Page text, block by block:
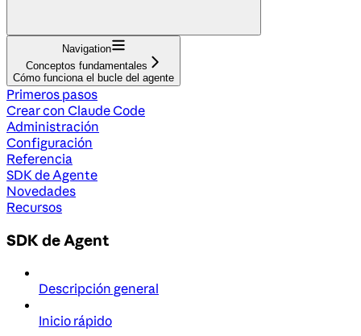
Navigation
Conceptos fundamentales
Cómo funciona el bucle del agente
Primeros pasos
Crear con Claude Code
Administración
Configuración
Referencia
SDK de Agente
Novedades
Recursos
SDK de Agent
Descripción general
Inicio rápido